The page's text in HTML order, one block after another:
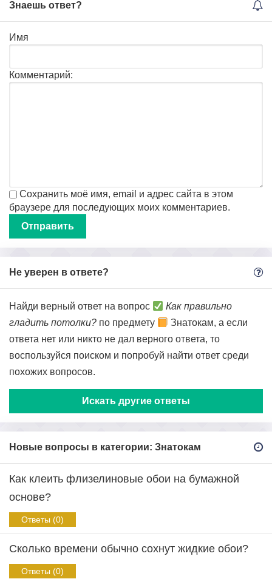
Знаешь ответ?
Имя
Комментарий:
Сохранить моё имя, email и адрес сайта в этом
браузере для последующих моих комментариев.
Не уверен в ответе?
Найди верный ответ на вопрос
Как правильно
гладить потолки? по предмету
Знатокам, а если
ответа нет или никто не дал верного ответа, то
воспользуйся поиском и попробуй найти ответ среди
похожих вопросов.
Искать другие ответы
Новые вопросы в категории: Знатокам
Как клеить флизелиновые обои на бумажной
основе?
Ответы (0)
Сколько времени обычно сохнут жидкие обои?
Ответы (0)